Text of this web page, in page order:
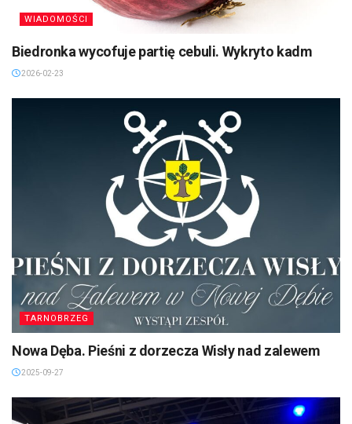
WIADOMOŚCI
Biedronka wycofuje partię cebuli. Wykryto kadm
2026-02-23
TARNOBRZEG
Nowa Dęba. Pieśni z dorzecza Wisły nad zalewem
2025-09-27